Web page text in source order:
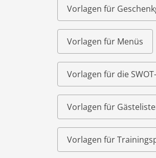
Vorlagen für
Vorlagen für Menüs
Vorlagen für die
Vorlagen für
Vorlagen für